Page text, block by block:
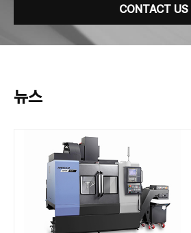
CONTACT US
뉴스